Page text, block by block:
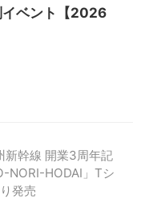
イベント【2026
新幹線 開業3周年記
NORI-HODAI」Tシ
発売